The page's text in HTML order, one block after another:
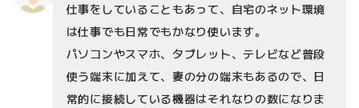
仕事をしていることもあって、自宅のネット環境
は仕事でも日常でもかなり使います。
パソコンやスマホ、タブレット、テレビなど普段
使う端末に加えて、妻の分の端末もあるので、日
常的に接続している機器はそれなりの数になりま